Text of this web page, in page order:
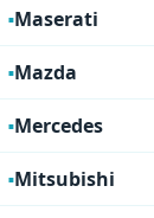
Maserati
Mazda
Mercedes
Mitsubishi